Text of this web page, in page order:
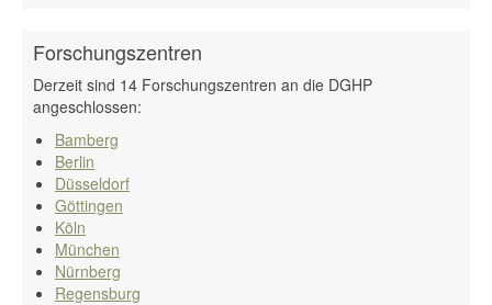
Forschungszentren
Derzeit sind 14 Forschungszentren an die DGHP
angeschlossen:
Bamberg
Berlin
Düsseldorf
Göttingen
Köln
München
Nürnberg
Regensburg